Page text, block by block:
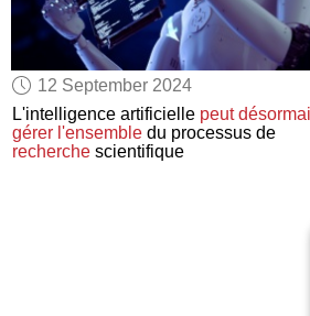
12 September 2024
L'intelligence artificielle peut
gérer l'ensemble du processus de
recherche scientifique